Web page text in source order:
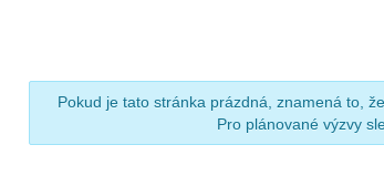
Pokud je tato stránka prázdná, znamená to,
Pro plánované výzvy